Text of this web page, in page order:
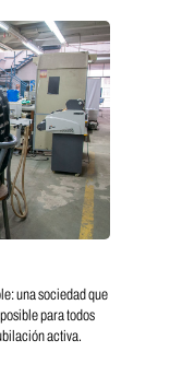
una sociedad que
para todos
activa.